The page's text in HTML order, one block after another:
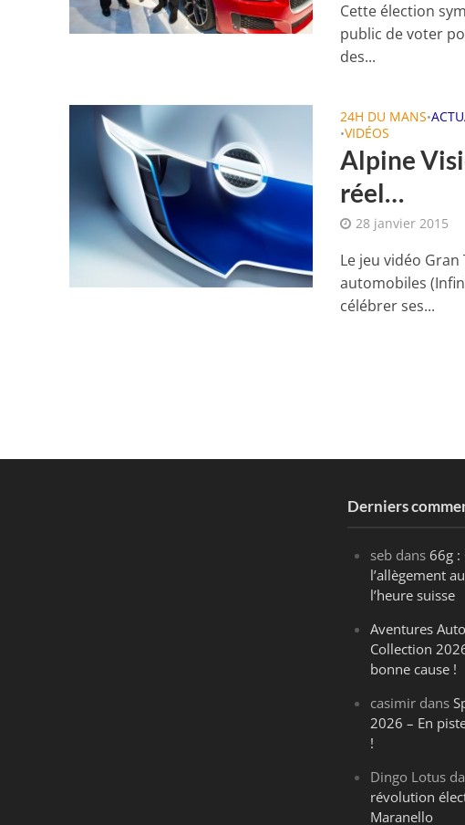
Cette élection
public de voter
des...
24H DU MANS•
•VIDÉOS
Alpine
réel…
28 janvier 2015
Le jeu vidéo
automobiles
célébrer ses...
Derniers
seb dans66g :
l’allègement
l’heure suisse
Aventures Auto
Collection
bonne cause !
casimir dans
2026 – En
!
Dingo Lotus
révolution
Maranello